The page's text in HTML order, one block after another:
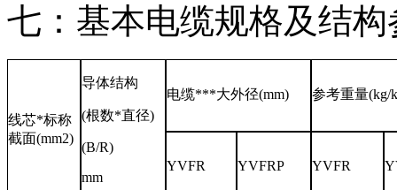
七：基本电缆规格及结构
线芯*标称
截面(mm2)
导体结构
(根数*直径)
(B/R)
mm
电缆***大外径(mm) 参考重量(kg/
YVFR YVFRP YVFR